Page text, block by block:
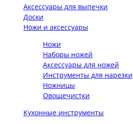
Аксессуары для выпечки
Доски
Ножи и аксессуары
Ножи
Наборы ножей
Аксессуары для ножей
Инструменты для нарезки
Ножницы
Овощечистки
Кухонные инструменты